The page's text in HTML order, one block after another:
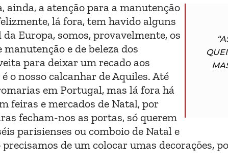
ainda, a atenção para a manutenção
lá fora, tem havido alguns
Europa, somos, provavelmente, os
e de beleza dos
para deixar um recado aos
o nosso calcanhar de Aquiles. Até
em Portugal, mas lá fora há
feiras e mercados de Natal, por
fecham-nos as portas, só querem
parisienses ou comboio de Natal e
de um colocar umas decorações,